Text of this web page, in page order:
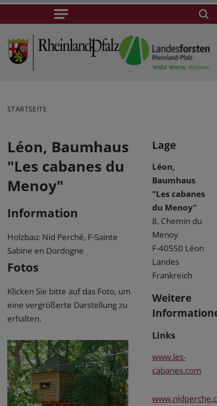
STARTSEITE
Léon, Baumhaus
"Les cabanes du
Menoy"
Information
Holzbau: Nid Perché, F-Sainte
Sabine en Dordogne
Fotos
Klicken Sie bitte auf das Foto, um
eine vergrößerte Darstellung zu
erhalten.
Lage
Léon,
Baumhaus
"Les cabanes
du Menoy"
8, Chemin du
Menoy
F-40550 Léon
Landes
Frankreich
Weitere
Links
www.les-
cabanes.com